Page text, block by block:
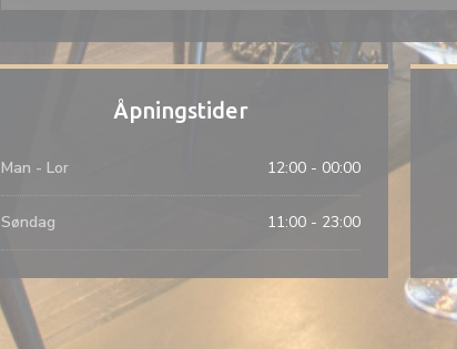
Åpningstider
Man - Lor 12:00 - 00:00
Søndag 11:00 - 23:00